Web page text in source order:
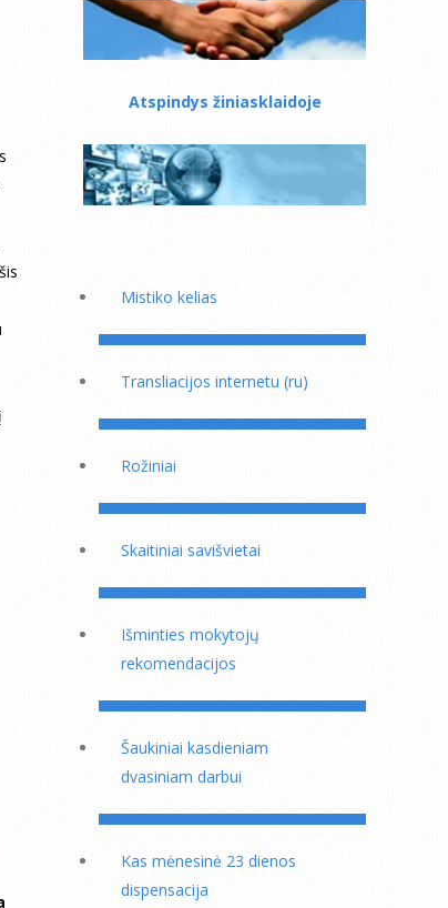
Atspindys žiniasklaidoje
Mistiko kelias
Transliacijos internetu (ru)
Rožiniai
Skaitiniai savišvietai
Išminties mokytojų
rekomendacijos
Šaukiniai kasdieniam
dvasiniam darbui
Kas mėnesinė 23 dienos
dispensacija